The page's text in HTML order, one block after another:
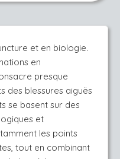
et en biologie.
en
presque
des blessures aiguës
se basent sur des
et
les points
tout en combinant